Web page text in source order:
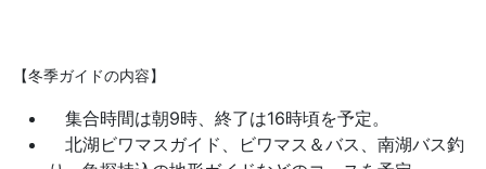
【冬季ガイドの内容】
集合時間は朝9時、終了は16時頃を予定。
北湖ビワマスガイド、ビワマス＆バス、南湖バス釣